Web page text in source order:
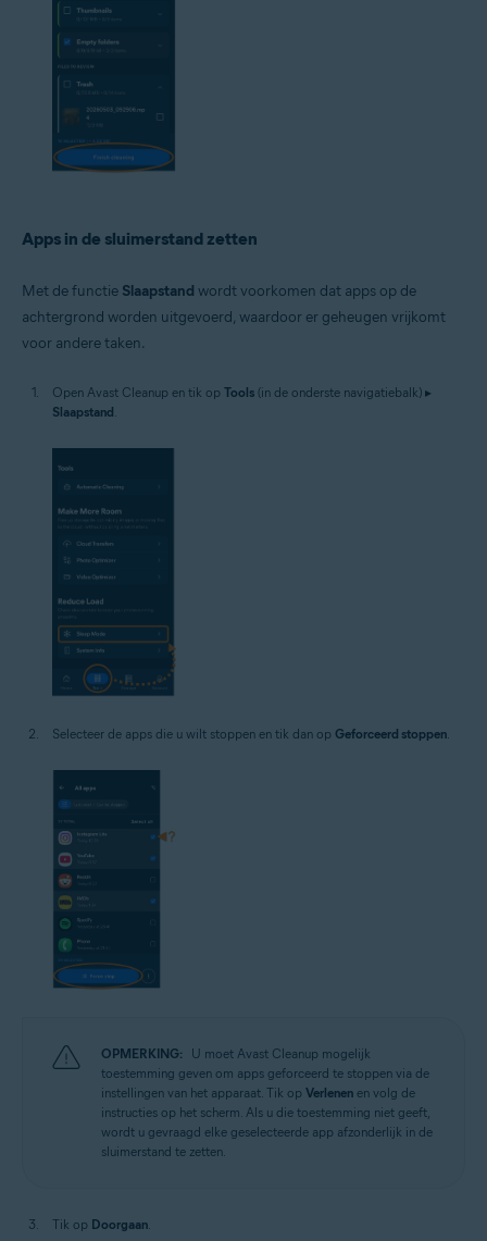
Apps in de sluimerstand zetten
Met de functie Slaapstand wordt voorkomen dat apps op de
achtergrond worden uitgevoerd, waardoor er geheugen vrijkomt
voor andere taken.
Open Avast Cleanup en tik op Tools (in de onderste navigatiebalk) ▸
Slaapstand.
Selecteer de apps die u wilt stoppen en tik dan op Geforceerd stoppen.
OPMERKING:
U moet Avast Cleanup mogelijk
toestemming geven om apps geforceerd te stoppen via de
instellingen van het apparaat. Tik op Verlenen en volg de
instructies op het scherm. Als u die toestemming niet geeft,
wordt u gevraagd elke geselecteerde app afzonderlijk in de
sluimerstand te zetten.
Tik op Doorgaan